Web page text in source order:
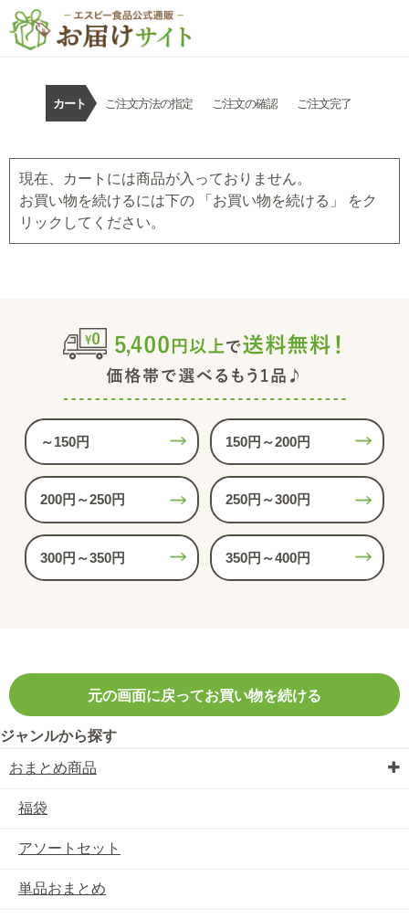
カート ご注文方法の指定 ご注文の確認 ご注文完了
現在、カートには商品が入っておりません。
お買い物を続けるには下の 「お買い物を続ける」 をク
リックしてください。
～150円 150円～200円
200円～250円 250円～300円
300円～350円 350円～400円
元の画面に戻ってお買い物を続ける
ジャンルから探す
おまとめ商品
福袋
アソートセット
単品おまとめ